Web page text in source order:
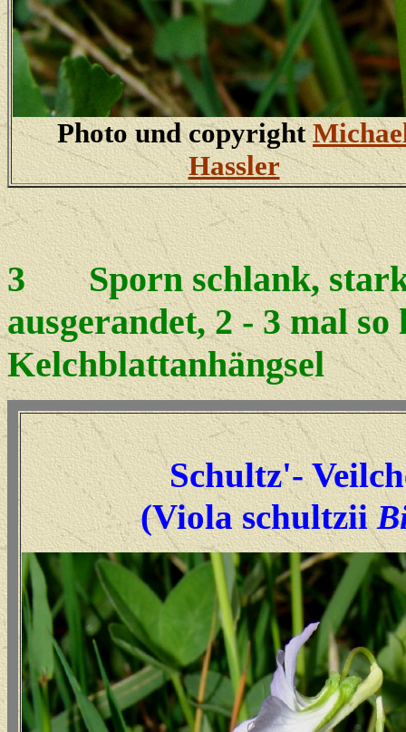
Photo und copyright
Hassler
3Sporn schlank, stark
ausgerandet, 2 - 3 mal so
Kelchblattanhängsel
Schultz'-
(Viola schultzii